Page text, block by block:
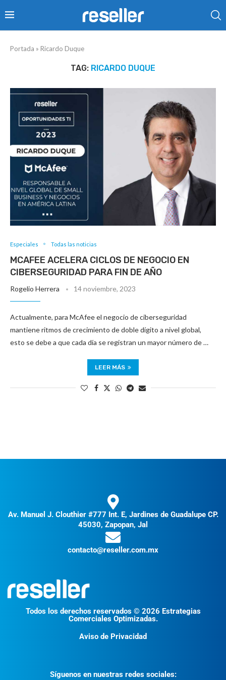
Portada » Ricardo Duque
TAG: RICARDO DUQUE
Especiales Todas las noticias
MCAFEE ACELERA CICLOS DE NEGOCIO EN
CIBERSEGURIDAD PARA FIN DE AÑO
Rogelio Herrera 14 noviembre, 2023
Actualmente, para McAfee el negocio de ciberseguridad
mantiene ritmos de crecimiento de doble dígito a nivel global,
esto se debe a que cada día se registran un mayor número de …
LEER MÁS
Av. Manuel J. Clouthier #777 Int. E, Jardines de Guadalupe CP.
45030, Zapopan, Jal
contacto@reseller.com.mx
Todos los derechos reservados © 2026 Estrategias
Comerciales Optimizadas.
Aviso de Privacidad
Síguenos en nuestras redes sociales: